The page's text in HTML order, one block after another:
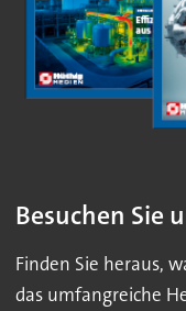
Besuchen Sie
Finden Sie heraus,
das umfangreiche